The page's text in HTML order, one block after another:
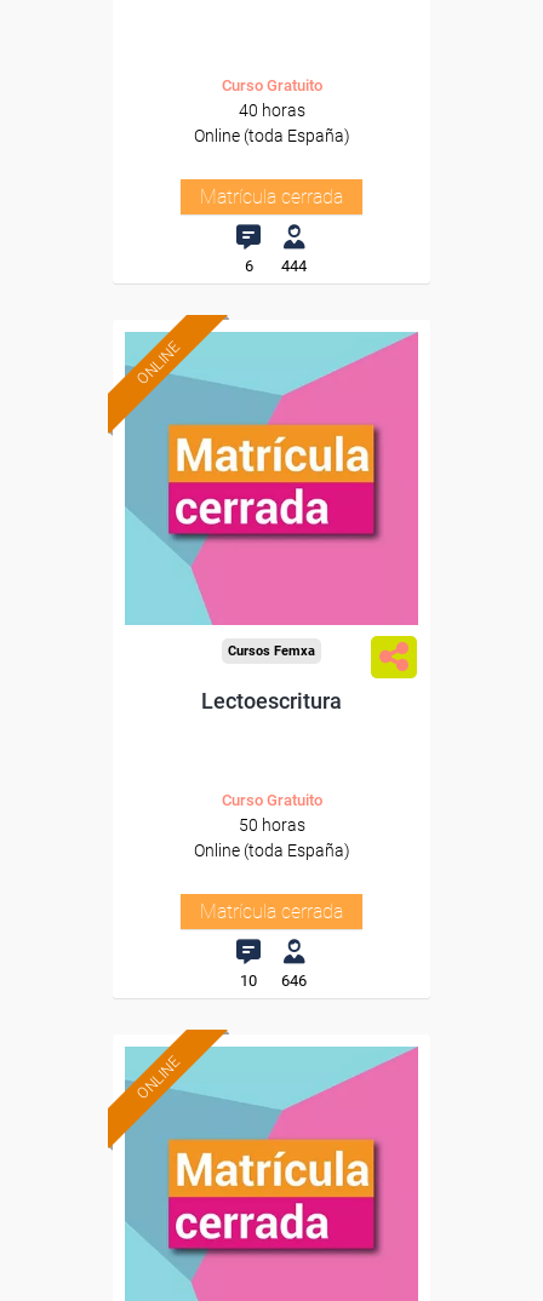
Curso Gratuito
40 horas
Online (toda España)
Matrícula cerrada
6 444
ONLINE
Cursos Femxa
Lectoescritura
Curso Gratuito
50 horas
Online (toda España)
Matrícula cerrada
10 646
ONLINE